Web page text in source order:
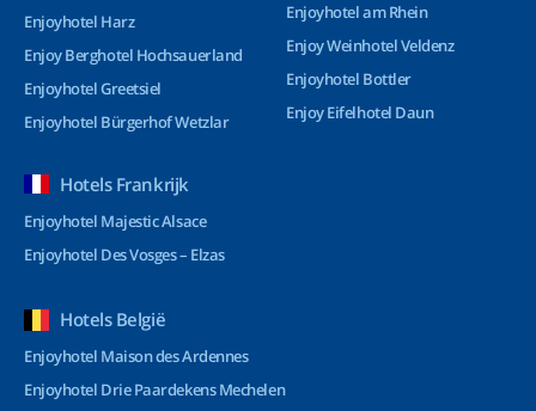
Enjoyhotel Harz
Enjoy Berghotel Hochsauerland
Enjoyhotel Greetsiel
Enjoyhotel Bürgerhof Wetzlar
Enjoyhotel am Rhein
Enjoy Weinhotel Veldenz
Enjoyhotel Bottler
Enjoy Eifelhotel Daun
Hotels Frankrijk
Enjoyhotel Majestic Alsace
Enjoyhotel Des Vosges – Elzas
Hotels België
Enjoyhotel Maison des Ardennes
Enjoyhotel Drie Paardekens Mechelen